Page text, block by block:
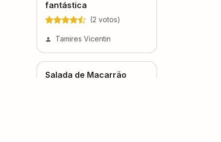
fantástica
(2 votos)
Tamires Vicentin
Salada de Macarrão